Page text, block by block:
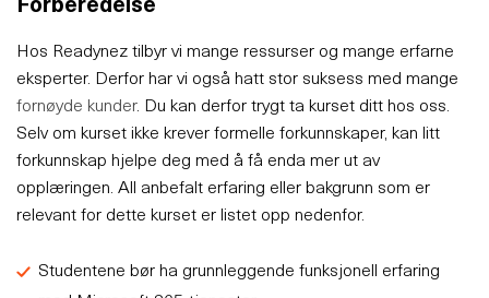
Hos Readynez tilbyr vi mange ressurser og mange erfarne
eksperter. Derfor har vi også hatt stor suksess med mange
fornøyde kunder. Du kan derfor trygt ta kurset ditt hos oss.
Selv om kurset ikke krever formelle forkunnskaper, kan litt
forkunnskap hjelpe deg med å få enda mer ut av
opplæringen. All anbefalt erfaring eller bakgrunn som er
relevant for dette kurset er listet opp nedenfor.
Studentene bør ha grunnleggende funksjonell erfaring